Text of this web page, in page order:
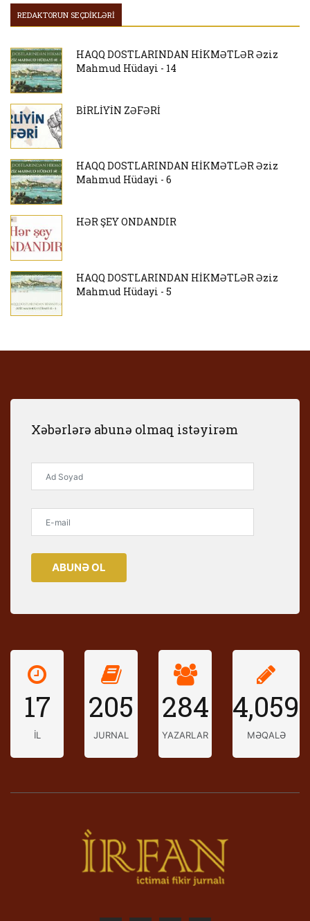
REDAKTORUN SEÇDİKLƏRİ
HAQQ DOSTLARINDAN HİKMƏTLƏR Əziz
Mahmud Hüdayi - 14
BİRLİYİN ZƏFƏRİ
HAQQ DOSTLARINDAN HİKMƏTLƏR Əziz
Mahmud Hüdayi - 6
HƏR ŞEY ONDANDIR
HAQQ DOSTLARINDAN HİKMƏTLƏR Əziz
Mahmud Hüdayi - 5
Xəbərlərə abunə olmaq istəyirəm
ABUNƏ OL
17
İL
205
JURNAL
284
YAZARLAR
4,059
MƏQALƏ